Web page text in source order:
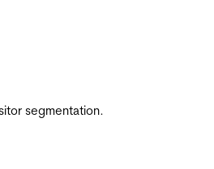
segmentation.